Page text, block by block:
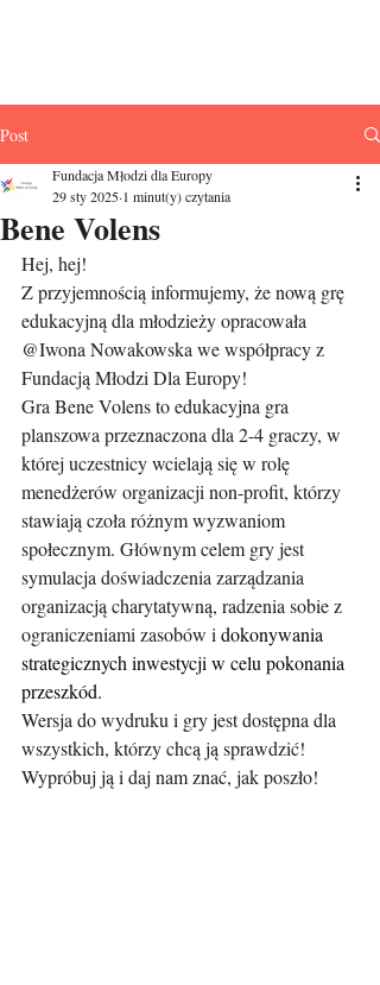
Post
Bene Volens
Fundacja Młodzi dla Europy
29 sty 2025 1 minut(y) czytania
Hej, hej!
Z przyjemnością informujemy, że nową grę
edukacyjną dla młodzieży opracowała
@Iwona Nowakowska we współpracy z
Fundacją Młodzi Dla Europy!
Gra Bene Volens to edukacyjna gra
planszowa przeznaczona dla 2-4 graczy, w
której uczestnicy wcielają się w rolę
menedżerów organizacji non-profit, którzy
stawiają czoła różnym wyzwaniom
społecznym. Głównym celem gry jest
symulacja doświadczenia zarządzania
organizacją charytatywną, radzenia sobie z
ograniczeniami zasobów i dokonywania
strategicznych inwestycji w celu pokonania
przeszkód.
Wersja do wydruku i gry jest dostępna dla
wszystkich, którzy chcą ją sprawdzić!
Wypróbuj ją i daj nam znać, jak poszło!